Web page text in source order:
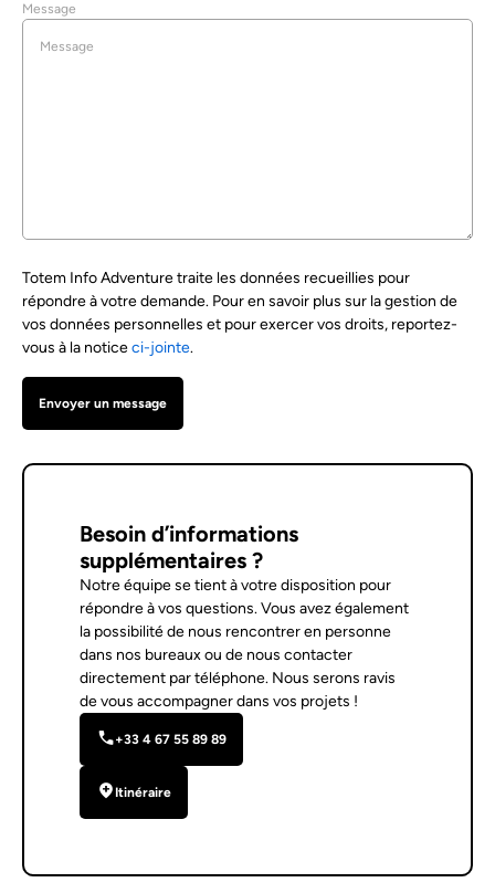
Message
Totem Info Adventure traite les données recueillies pour
répondre à votre demande. Pour en savoir plus sur la gestion de
vos données personnelles et pour exercer vos droits, reportez-
vous à la noticeci-jointe.
Besoin d’informations
supplémentaires ?
Notre équipe se tient à votre disposition pour
répondre à vos questions. Vous avez également
la possibilité de nous rencontrer en personne
dans nos bureaux ou de nous contacter
directement par téléphone. Nous serons ravis
de vous accompagner dans vos projets !
+33 4 67 55 89 89
Itinéraire